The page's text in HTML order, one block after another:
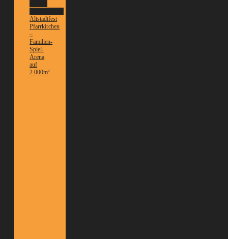
Altstadtfest
Pfarrkirchen
–
Familien-
Spiel-
Arena
auf
2.000m²